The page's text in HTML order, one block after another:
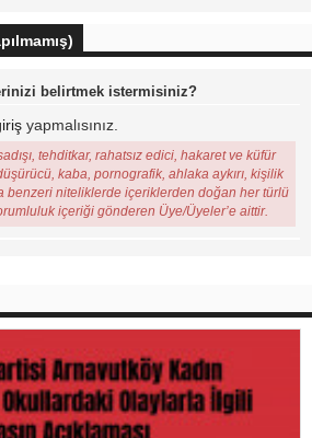
belirtmek istermisiniz?
yapmalısınız.
tehditkar, rahatsız edici, hakaret ve küfür
kaba, pornografik, ahlaka aykırı, kişilik
benzeri niteliklerde içeriklerden doğan her türlü
içeriği gönderen Üye/Üyeler’e aittir.